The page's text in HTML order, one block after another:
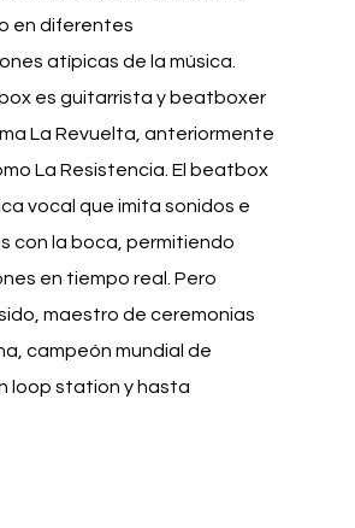
en diferentes
atípicas de la música.
es guitarrista y beatboxer
La Revuelta, anteriormente
La Resistencia. El beatbox
vocal que imita sonidos e
con la boca, permitiendo
en tiempo real. Pero
maestro de ceremonias
campeón mundial de
loop station y hasta